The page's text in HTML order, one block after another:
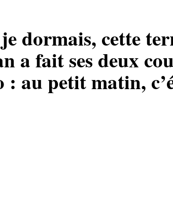
dormais, cette
a fait ses deux
: au petit matin,